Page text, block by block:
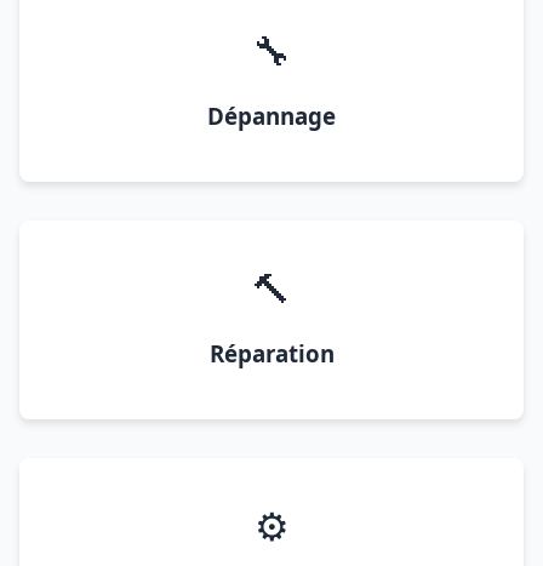
🔧
Dépannage
🔨
Réparation
⚙️